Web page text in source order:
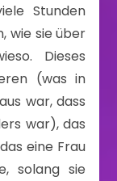
Stunden
wie sie über
Dieses
(was in
war, dass
war), das
eine Frau
solang sie